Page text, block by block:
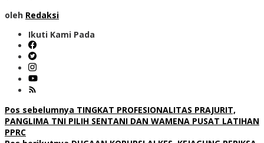
oleh Redaksi
Ikuti Kami Pada
Navigasi
pos
Pos sebelumnya TINGKAT PROFESIONALITAS PRAJURIT,
PANGLIMA TNI PILIH SENTANI DAN WAMENA PUSAT LATIHAN
PPRC